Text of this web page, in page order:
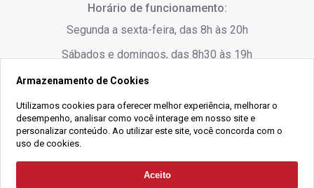
Solicitar Contato
Rua Lauro Linhares, 1080 - Trindade, Florianópolis -
SC
(48) 3220-1045
Horário de funcionamento:
Segunda a sexta-feira, das 8h às 20h
Sábados e domingos, das 8h30 às 19h
2021 Copyright - Gralha Imóveis CRECI 008060/O - Todos os direitos
Armazenamento de Cookies
Utilizamos cookies para oferecer melhor experiência, melhorar o
desempenho, analisar como você interage em nosso site e
personalizar conteúdo. Ao utilizar este site, você concorda com o
uso de cookies.
Aceito